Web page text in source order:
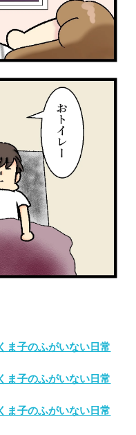
ま子のふがいない日常
ま子のふがいない日常
ま子のふがいない日常